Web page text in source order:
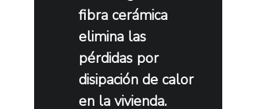
fibra cerámica
elimina las
pérdidas por
disipación de calor
en la vivienda.